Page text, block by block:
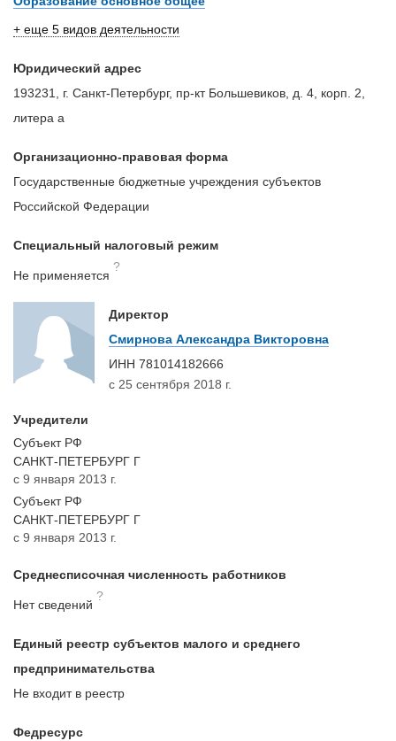
+ еще 5 видов деятельности
Юридический адрес
193231, г. Санкт-Петербург, пр-кт Большевиков, д. 4, корп. 2,
литера а
Организационно-правовая форма
Государственные бюджетные учреждения субъектов
Российской Федерации
Специальный налоговый режим
Не применяется
?
Директор
Смирнова Александра Викторовна
ИНН 781014182666
с 25 сентября 2018 г.
Учредители
Субъект РФ
САНКТ-ПЕТЕРБУРГ Г
с 9 января 2013 г.
Субъект РФ
САНКТ-ПЕТЕРБУРГ Г
с 9 января 2013 г.
Среднесписочная численность работников
Нет сведений
?
Единый реестр субъектов малого и среднего
предпринимательства
Не входит в реестр
Федресурс